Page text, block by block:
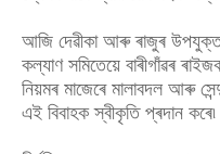
আজি দেৱীকা আৰু ৰাজুৰ উপযুক্ত
কল্যাণ সমিতেয়ে বাৰীগাঁৱৰ
নিয়মৰ মাজেৰে মালাবদল আৰু
এই বিবাহক স্বীকৃতি প্ৰদান কৰে৷